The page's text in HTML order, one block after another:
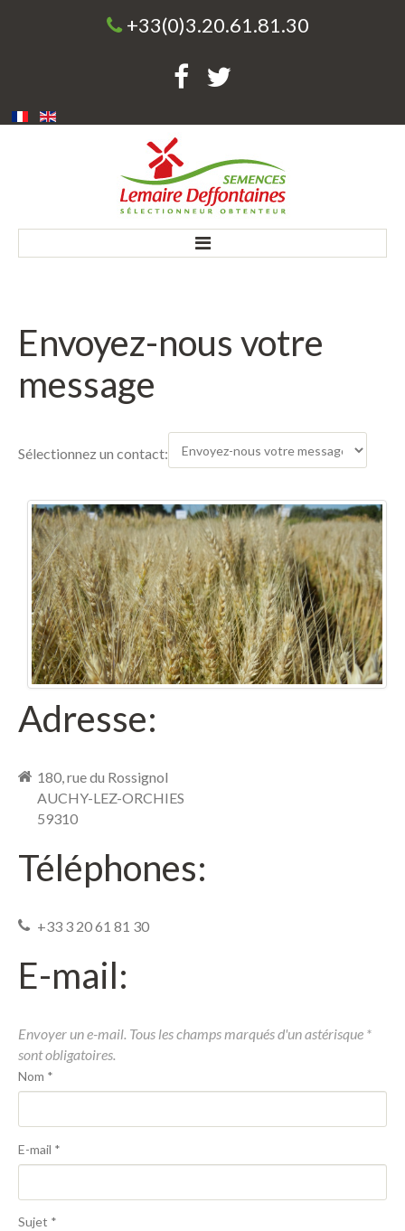
+33(0)3.20.61.81.30
Société
Une entreprise familiale
Notre équipe
Nos offres d'emploi
Nos Conditions Générales de Vente
Variétés
Céréales à paille
Protéagineux
Lin oléagineux
CIVE
Actualités
Envoyez-nous votre
message
Sélectionnez un contact:
Adresse:
180, rue du Rossignol
AUCHY-LEZ-ORCHIES
59310
Téléphones:
+33 3 20 61 81 30
E-mail:
Envoyer un e-mail. Tous les champs marqués d'un astérisque *
sont obligatoires.
Nom *
E-mail *
Sujet *